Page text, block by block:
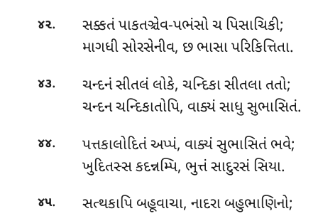
૪૨. સક્કતંપાકતઞ્ચેવ-પભંસો ચ પિસાચિકી;
માગધી સોરસેનીવ, છ ભાસા પરિકિત્તિતા.
૪૩. ચન્દનંસીતલં લોકે, ચન્દિકા સીતલા તતો;
ચન્દન ચન્દિકાતોપિ, વાક્યં સાધુ સુભાસિતં.
૪૪.
પત્તકાલોદિતં અપ્પં, વાક્યં સુભાસિતં ભવે;
ખુદિતસ્સ કદન્નમ્પિ, ભુત્તં સાદુરસં સિયા.
૪૫. સત્થકાપિ બહૂવાચા, નાદરા બહુભાણિનો;